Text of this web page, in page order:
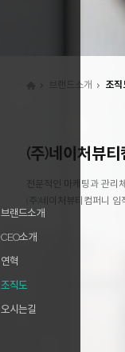
브랜드소개
CEO소개
연혁
조직도
오시는길
브랜드소개 조직
(주)네이처뷰
전문적인 마케팅과 관리
(주)네이처뷰티컴퍼니